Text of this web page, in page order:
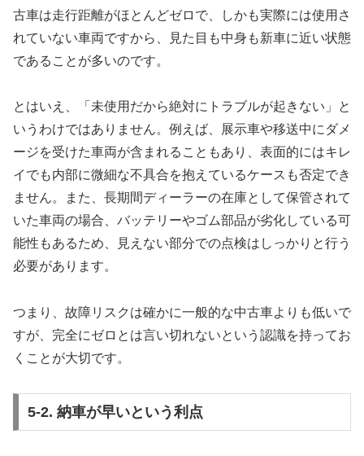
古車は走行距離がほとんどゼロで、しかも実際には使用さ
れていない車両ですから、見た目も中身も新車に近い状態
であることが多いのです。
とはいえ、「未使用だから絶対にトラブルが起きない」と
いうわけではありません。例えば、展示車や移送中にダメ
ージを受けた車両が含まれることもあり、表面的にはキレ
イでも内部に微細な不具合を抱えているケースも否定でき
ません。また、長期間ディーラーの在庫として保管されて
いた車両の場合、バッテリーやゴム部品が劣化している可
能性もあるため、見えない部分での点検はしっかりと行う
必要があります。
つまり、故障リスクは確かに一般的な中古車よりも低いで
すが、完全にゼロとは言い切れないという認識を持ってお
くことが大切です。
5-2. 納車が早いという利点